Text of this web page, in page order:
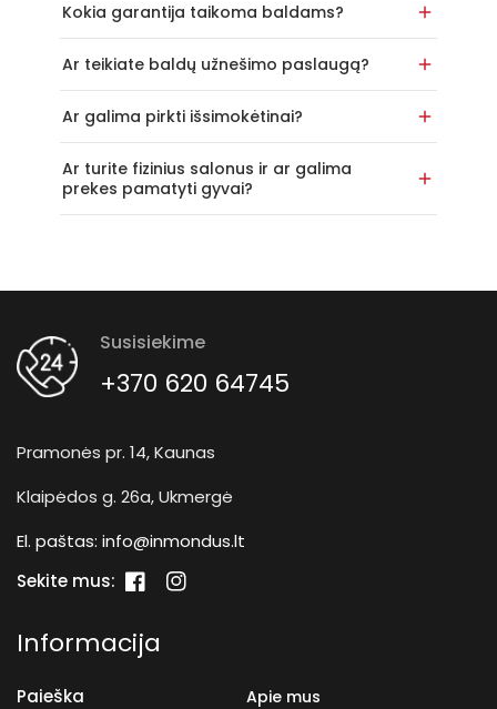
Kokia garantija taikoma baldams?
Ar teikiate baldų užnešimo paslaugą?
Ar galima pirkti išsimokėtinai?
Ar turite fizinius salonus ir ar galima
prekes pamatyti gyvai?
Susisiekime
+370 620 64745
Pramonės pr. 14, Kaunas
Klaipėdos g. 26a, Ukmergė
El. paštas: info@inmondus.lt
Sekite mus:
„Facebook“„Instagram“
Informacija
Paieška Apie mus